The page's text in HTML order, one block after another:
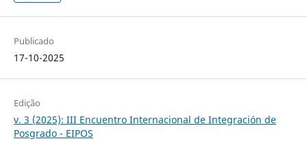
Publicado
17-10-2025
Edição
v. 3 (2025): III Encuentro Internacional de Integración de
Posgrado - EIPOS